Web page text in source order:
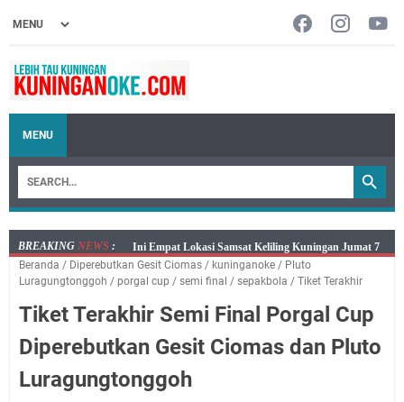
MENU
BREAKING NEWS :
Jumat 7 Agustus 2026 Mobil SIM Keliling Ada di
Kecamatan Sindangagung
Dicabut Dari Hidupmu, Kamu Akan Tetap Berjalan
Kelaparan Meskipun Memiliki Sekarung Penuh Uang
juga Tempat Beristirahat yang Paling Menenangkan, Ini
Beranda / Diperebutkan Gesit Ciomas / kuninganoke / Pluto
Luragungtonggoh / porgal cup / semi final / sepakbola / Tiket Terakhir
Tiket Terakhir Semi Final Porgal Cup
Diperebutkan Gesit Ciomas dan Pluto
Luragungtonggoh